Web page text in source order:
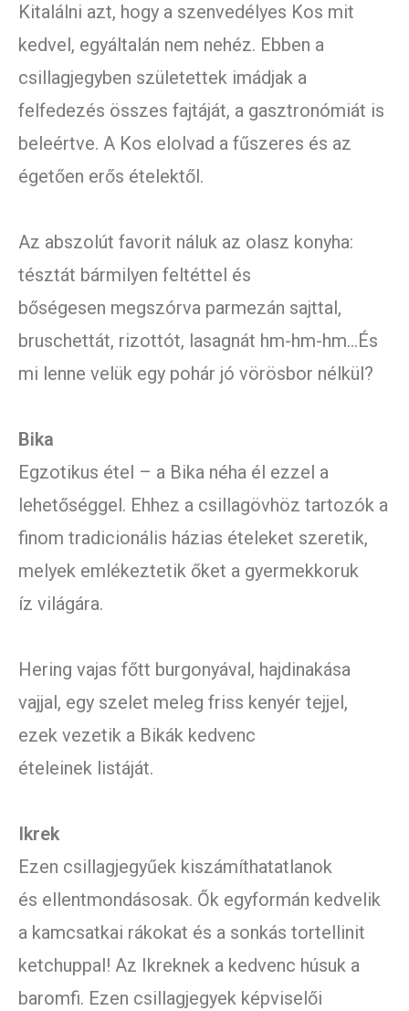
Kitalálni azt, hogy a szenvedélyes Kos mit
kedvel, egyáltalán nem nehéz. Ebben a
csillagjegyben születettek imádjak a
felfedezés összes fajtáját, a gasztronómiát is
beleértve. A Kos elolvad a fűszeres és az
égetően erős ételektől.
Az abszolút favorit náluk az olasz konyha:
tésztát bármilyen feltéttel és
bőségesen megszórva parmezán sajttal,
bruschettát, rizottót, lasagnát hm-hm-hm…És
mi lenne velük egy pohár jó vörösbor nélkül?
Bika
Egzotikus étel – a Bika néha él ezzel a
lehetőséggel. Ehhez a csillagövhöz tartozók a
finom tradicionális házias ételeket szeretik,
melyek emlékeztetik őket a gyermekkoruk
íz világára.
Hering vajas főtt burgonyával, hajdinakása
vajjal, egy szelet meleg friss kenyér tejjel,
ezek vezetik a Bikák kedvenc
ételeinek listáját.
Ikrek
Ezen csillagjegyűek kiszámíthatatlanok
és ellentmondásosak. Ők egyformán kedvelik
a kamcsatkai rákokat és a sonkás tortellinit
ketchuppal! Az Ikreknek a kedvenc húsuk a
baromfi. Ezen csillagjegyek képviselői